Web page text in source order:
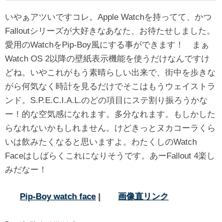
いやぁアツいですコレ。Apple Watchを持ってて、かつ
Falloutシリーズが大好きなあなた、お待たせしました。
愛用のWatchをPip-Boy風にする事ができます！ まぁ
Watch OS 2以降の壁紙表示機能を使うだけなんですけ
どね。いやこれがもう素晴らしい出来で、街中を歩きな
がら何気なく時計を見るだけでそこはもうウェイストラ
ンド。S.P.E.C.I.A.L.のどの項目にステ割り振ろうかな
ー！的な空気感になれます。多分なれます。もしかした
らなれないかもしれません。けどきっとヌカコーラくら
いは飲みたくなると思いますよ。わたくしのWatch
Faceはしばらくこれになりそうです。あーFallout 4楽し
みだなー！
Pip-Boy watch face| 画像直リンク